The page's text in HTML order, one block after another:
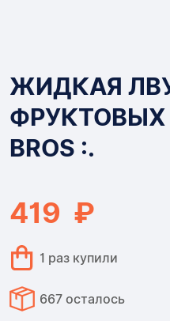
ФРУКТОВЫХ
МУШОК
.:
:.419 ₽
ЖИДКАЯ
BROS :.
1 раз купили
667 осталось